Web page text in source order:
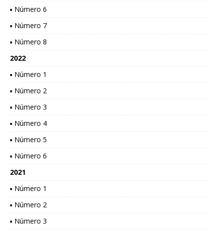
▪ Número 6
▪ Número 7
▪ Número 8
2022
▪ Número 1
▪ Número 2
▪ Número 3
▪ Número 4
▪ Número 5
▪ Número 6
2021
▪ Número 1
▪ Número 2
▪ Número 3